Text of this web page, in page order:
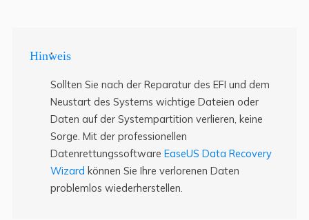
Hinweis
:
Sollten Sie nach der Reparatur des EFI und dem
Neustart des Systems wichtige Dateien oder
Daten auf der Systempartition verlieren, keine
Sorge. Mit der professionellen
Datenrettungssoftware EaseUS Data Recovery
Wizard können Sie Ihre verlorenen Daten
problemlos wiederherstellen.